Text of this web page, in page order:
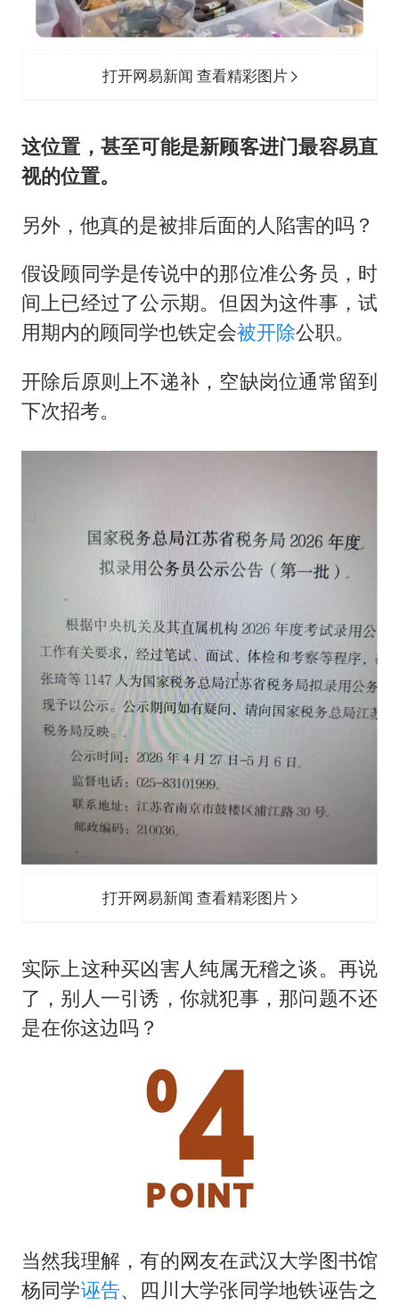
打开网易新闻 查看精彩图片
这位置，甚至可能是新顾客进门最容易直
视的位置。
另外，他真的是被排后面的人陷害的吗？
假设顾同学是传说中的那位准公务员，时
间上已经过了公示期。但因为这件事，试
用期内的顾同学也铁定会被开除公职。
开除后原则上不递补，空缺岗位通常留到
下次招考。
打开网易新闻 查看精彩图片
实际上这种买凶害人纯属无稽之谈。再说
了，别人一引诱，你就犯事，那问题不还
是在你这边吗？
当然我理解，有的网友在武汉大学图书馆
杨同学诬告、四川大学张同学地铁诬告之